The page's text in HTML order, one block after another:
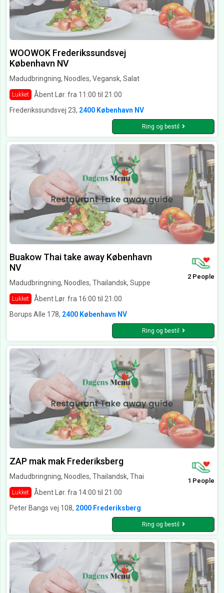
WOOWOK Frederikssundsvej
København NV
Madudbringning, Noodles, Vegansk, Salat
Lukket
Åbent Lør. fra 11:00 til 21:00
Frederikssundsvej 23, 2400 København NV
Ring og bestil
Buakow Thai take away København
NV
Madudbringning, Noodles, Thailandsk, Suppe
Lukket Åbent Lør. fra 16:00 til 21:00
2 People
Borups Alle 178, 2400 København NV
Ring og bestil
ZAP mak mak Frederiksberg
Madudbringning, Noodles, Thailandsk, Thai
Lukket Åbent Lør. fra 14:00 til 21:00
1 People
Peter Bangs vej 108, 2000 Frederiksberg
Ring og bestil